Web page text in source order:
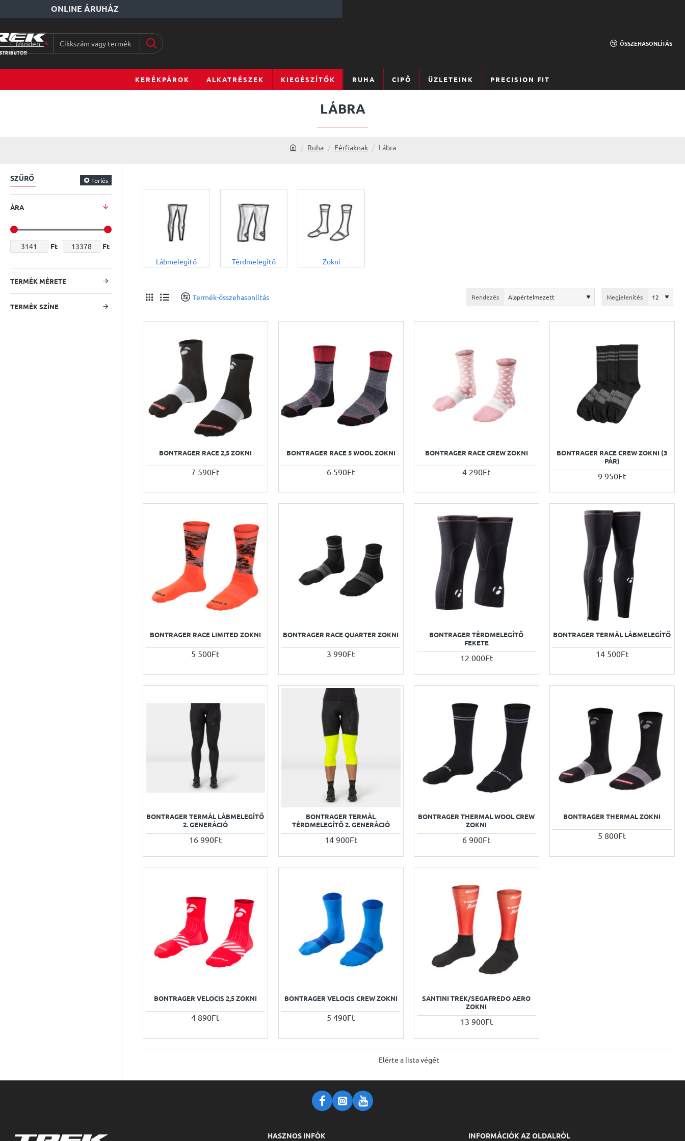
ONLINE ÁRUHÁZ
Minden
Cikkszám
terméknév...
ÖSSZEHASONLÍTÁS
KERÉKPÁROK ALKATRÉSZEK KIEGÉSZÍTŐK RUHA CIPŐ ÜZLETEINK PRECISION FIT
LÁBRA
o
Ruha Férfiaknak Lábra
SZŰRŐ Törlés
ÁRA
Ft Ft
TERMÉK MÉRETE
TERMÉK SZÍNE
Lábmelegítő Térdmelegítő Zokni
Termék-összehasonlítás Rendezés Megjelenítés
BONTRAGER RACE 2,5 ZOKNI
7 590Ft
BONTRAGER RACE 5 WOOL ZOKNI
6 590Ft
BONTRAGER RACE CREW ZOKNI
4 290Ft
BONTRAGER RACE CREW ZOKNI (3
PÁR)
9 950Ft
BONTRAGER RACE LIMITED ZOKNI
5 500Ft
BONTRAGER RACE QUARTER ZOKNI
3 990Ft
BONTRAGER TÉRDMELEGÍTŐ
FEKETE
12 000Ft
BONTRAGER TERMÁL LÁBMELEGÍTŐ
14 500Ft
BONTRAGER TERMÁL LÁBMELEGÍTŐ
2. GENERÁCIÓ
16 990Ft
BONTRAGER TERMÁL
TÉRDMELEGÍTŐ 2. GENERÁCIÓ
14 900Ft
BONTRAGER THERMAL WOOL CREW
ZOKNI
6 900Ft
BONTRAGER THERMAL ZOKNI
5 800Ft
BONTRAGER VELOCIS 2,5 ZOKNI
4 890Ft
BONTRAGER VELOCIS CREW ZOKNI
5 490Ft
SANTINI TREK/SEGAFREDO AERO
ZOKNI
13 900Ft
Elérte a lista végét
HASZNOS INFÓK INFORMÁCIÓK AZ OLDALRÓL